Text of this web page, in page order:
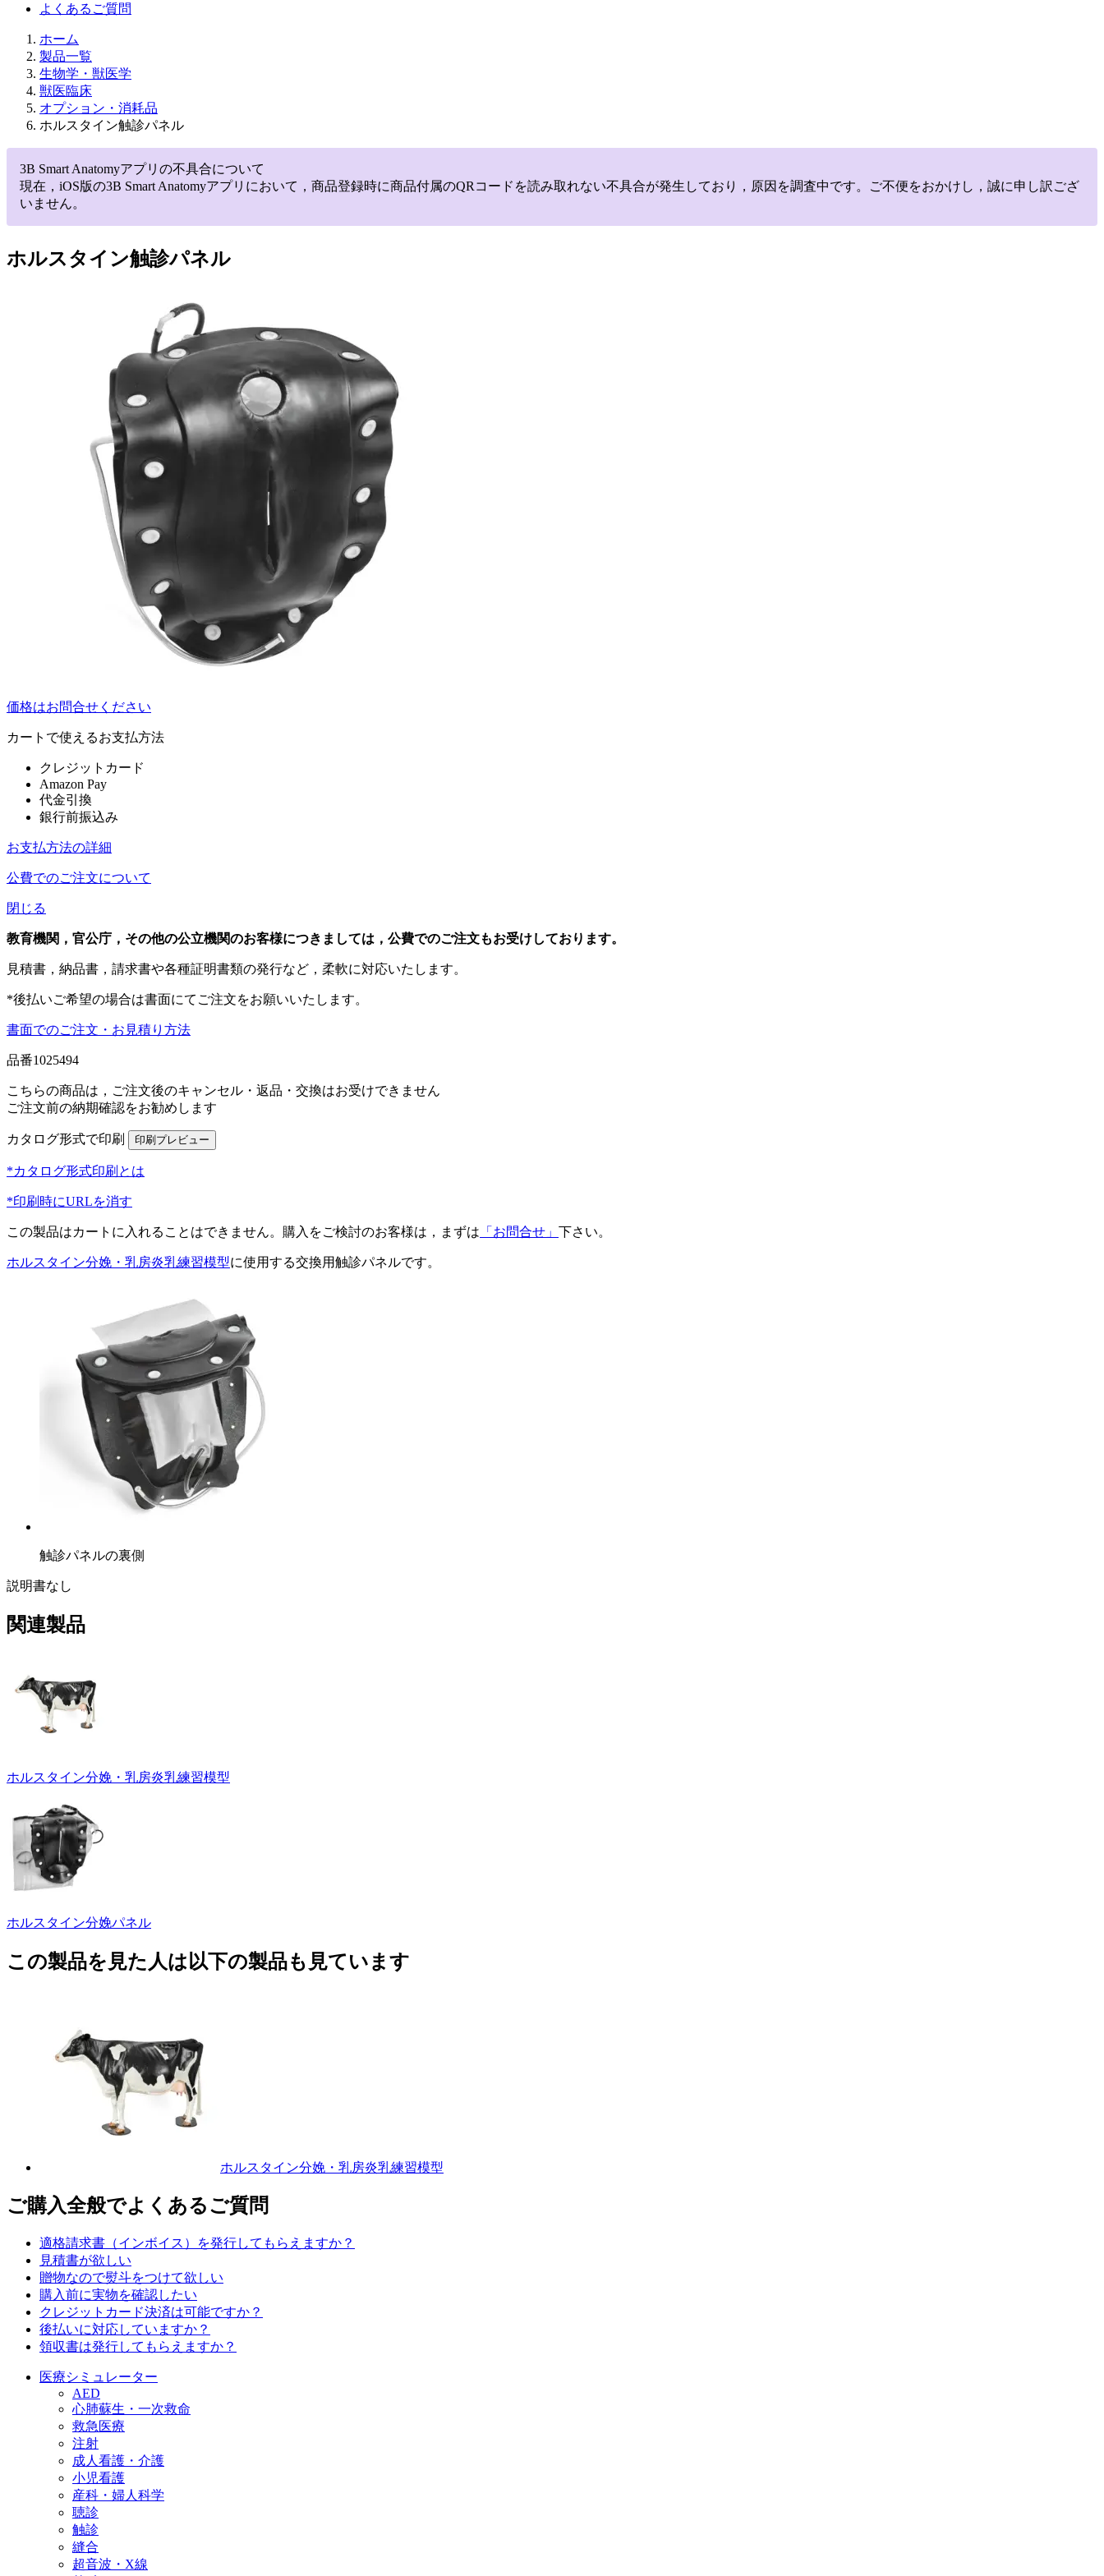
よくあるご質問
ホーム
製品一覧
生物学・獣医学
獣医臨床
オプション・消耗品
ホルスタイン触診パネル
3B Smart Anatomyアプリの不具合について
現在，iOS版の3B Smart Anatomyアプリにおいて，商品登録時に商品付属のQRコードを読み取れない不具合が発生しており，原因を調査中です。ご不便をおかけし，誠に申し訳ござ
いません。
ホルスタイン触診パネル
価格はお問合せください
カートで使えるお支払方法
クレジットカード
Amazon Pay
代金引換
銀行前振込み
お支払方法の詳細
公費でのご注文について
閉じる
教育機関，官公庁，その他の公立機関のお客様につきましては，公費でのご注文もお受けしております。
見積書，納品書，請求書や各種証明書類の発行など，柔軟に対応いたします。
*後払いご希望の場合は書面にてご注文をお願いいたします。
書面でのご注文・お見積り方法
品番1025494
こちらの商品は，ご注文後のキャンセル・返品・交換はお受けできません
ご注文前の納期確認をお勧めします
カタログ形式で印刷
*カタログ形式印刷とは
*印刷時にURLを消す
この製品はカートに入れることはできません。購入をご検討のお客様は，まずは 「お問合せ」 下さい。
ホルスタイン分娩・乳房炎乳練習模型に使用する交換用触診パネルです。
触診パネルの裏側
説明書なし
関連製品
ホルスタイン分娩・乳房炎乳練習模型
ホルスタイン分娩パネル
この製品を見た人は以下の製品も見ています
ホルスタイン分娩・乳房炎乳練習模型
ご購入全般でよくあるご質問
適格請求書（インボイス）を発行してもらえますか？
見積書が欲しい
贈物なので熨斗をつけて欲しい
購入前に実物を確認したい
クレジットカード決済は可能ですか？
後払いに対応していますか？
領収書は発行してもらえますか？
医療シミュレーター
AED
心肺蘇生・一次救命
救急医療
注射
成人看護・介護
小児看護
産科・婦人科学
聴診
触診
縫合
超音波・X線